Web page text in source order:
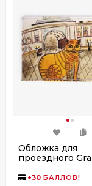
Обложка для
проездного
+30 БАЛЛОВ!